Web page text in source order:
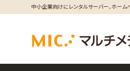
中小企業向けにレンタルサーバー、ホー